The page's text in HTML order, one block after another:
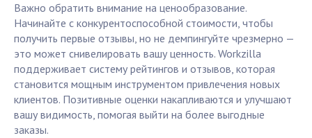
Важно обратить внимание на ценообразование.
Начинайте с конкурентоспособной стоимости, чтобы
получить первые отзывы, но не демпингуйте чрезмерно —
это может снивелировать вашу ценность. Workzilla
поддерживает систему рейтингов и отзывов, которая
становится мощным инструментом привлечения новых
клиентов. Позитивные оценки накапливаются и улучшают
вашу видимость, помогая выйти на более выгодные
заказы.